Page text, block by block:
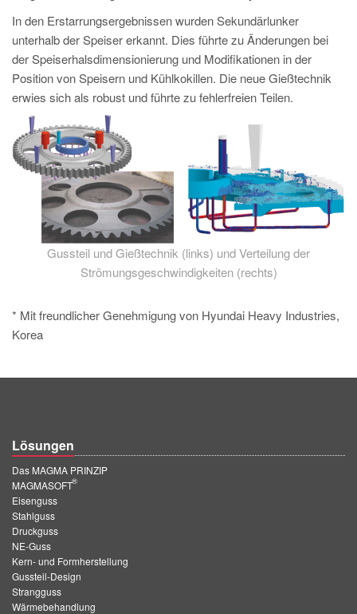
PT
ES
MAGMA Türkei
TR
MAGMA China
EN
ZH
MAGMA Indien
MAGMA Korea
In den Erstarrungsergebnissen wurden Sekundärlunker
unterhalb der Speiser erkannt. Dies führte zu Änderungen bei
der Speiserhalsdimensionierung und Modifikationen in der
Position von Speisern und Kühlkokillen. Die neue Gießtechnik
erwies sich als robust und führte zu fehlerfreien Teilen.
Gussteil und Gießtechnik (links) und Verteilung der
Strömungsgeschwindigkeiten (rechts)
* Mit freundlicher Genehmigung von Hyundai Heavy Industries,
Korea
Lösungen
Das MAGMA PRINZIP
MAGMASOFT
®
Eisenguss
Stahlguss
Druckguss
NE-Guss
Kern- und Formherstellung
Gussteil-Design
Strangguss
Wärmebehandlung